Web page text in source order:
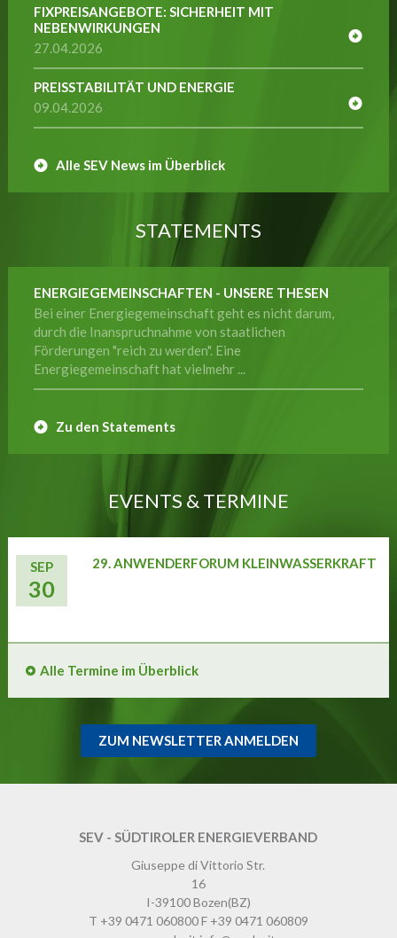
FIXPREISANGEBOTE: SICHERHEIT MIT
NEBENWIRKUNGEN
27.04.2026
PREISSTABILITÄT UND ENERGIE
09.04.2026
Alle SEV News im Überblick
STATEMENTS
ENERGIEGEMEINSCHAFTEN - UNSERE THESEN
Bei einer Energiegemeinschaft geht es nicht darum,
durch die Inanspruchnahme von staatlichen
Förderungen "reich zu werden". Eine
Energiegemeinschaft hat vielmehr ...
Zu den Statements
EVENTS & TERMINE
SEP
30
29. ANWENDERFORUM KLEINWASSERKRAFT
Alle Termine im Überblick
ZUM NEWSLETTER ANMELDEN
SEV - SÜDTIROLER ENERGIEVERBAND
Giuseppe di Vittorio Str.
16
I-39100Bozen(BZ)
T +39 0471 060800F +39 0471 060809